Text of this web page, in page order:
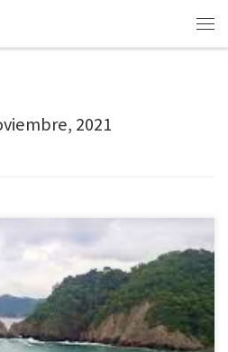
2021
Debido a su relevancia científica y a la
es que el mismo mes de 2022 se